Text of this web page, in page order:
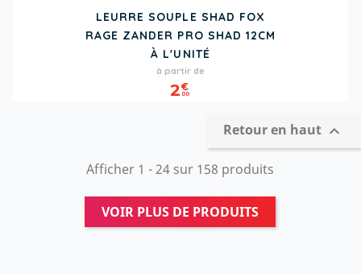
LEURRE SOUPLE SHAD FOX
RAGE ZANDER PRO SHAD 12CM
À L'UNITÉ
Prix
à partir de
2€
00
Retour en haut 
Afficher 1 - 24 sur 158 produits
VOIR PLUS DE PRODUITS